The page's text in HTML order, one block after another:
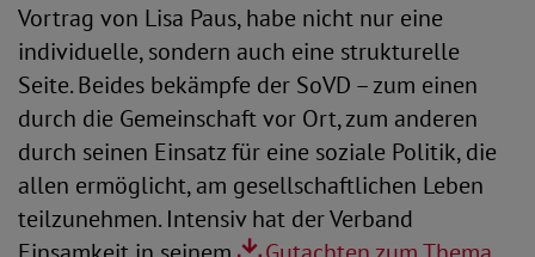
Vortrag von Lisa Paus, habe nicht nur eine
individuelle, sondern auch eine strukturelle
Seite. Beides bekämpfe der SoVD – zum einen
durch die Gemeinschaft vor Ort, zum anderen
durch seinen Einsatz für eine soziale Politik, die
allen ermöglicht, am gesellschaftlichen Leben
teilzunehmen. Intensiv hat der Verband